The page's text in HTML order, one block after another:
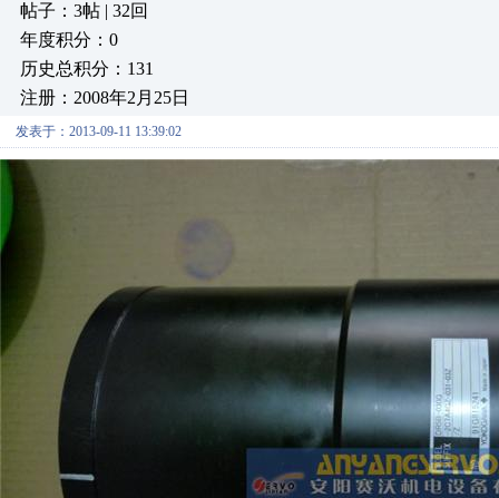
帖子：3帖 | 32回
年度积分：0
历史总积分：131
注册：2008年2月25日
发表于：2013-09-11 13:39:02